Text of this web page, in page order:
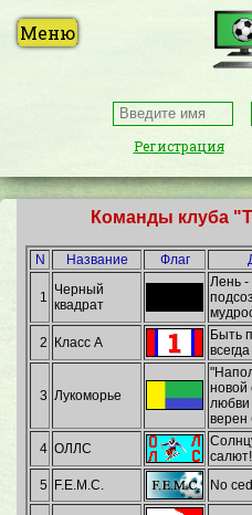
Регистрация